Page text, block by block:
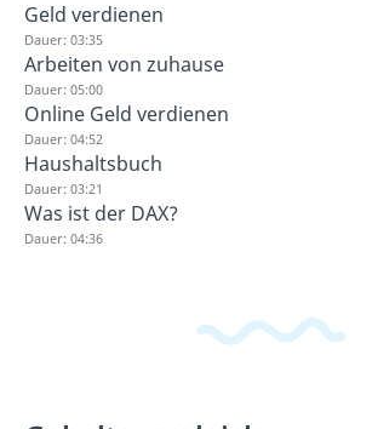
Geld verdienen
Dauer: 03:35
Arbeiten von zuhause
Dauer: 05:00
Online Geld verdienen
Dauer: 04:52
Haushaltsbuch
Dauer: 03:21
Was ist der DAX?
Dauer: 04:36